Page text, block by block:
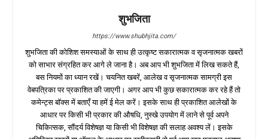
शुभजिता
https://www.shubhjita.com/
शुभजिता की कोशिश समस्याओं के साथ ही उत्कृष्ट सकारात्मक व सृजनात्मक खबरों
को साभार संग्रहित कर आगे ले जाना है। अब आप भी शुभजिता में लिख सकते हैं,
बस नियमों का ध्यान रखें। चयनित खबरें, आलेख व सृजनात्मक सामग्री इस
वेबपत्रिका पर प्रकाशित की जाएगी। अगर आप भी कुछ सकारात्मक कर रहे हैं तो
कमेन्ट्स बॉक्स में बताएँ या हमें ई मेल करें। इसके साथ ही प्रकाशित आलेखों के
आधार पर किसी भी प्रकार की औषधि, नुस्खे उपयोग में लाने से पूर्व अपने
चिकित्सक, सौंदर्य विशेषज्ञ या किसी भी विशेषज्ञ की सलाह अवश्य लें। इसके